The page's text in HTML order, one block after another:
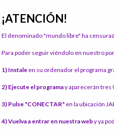
¡ATENCIÓN!
El denominado "mundo libre" ha
Para poder seguir viéndolo en nuestro
1) Instale en su ordenador el programa
2) Ejecute el programay aparecerán tres
3) Pulse "CONECTAR" en la ubicación
4) Vuelva a entrar en nuestra weby ya